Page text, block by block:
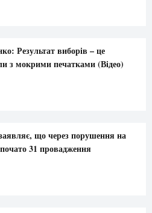
Результат виборів – це
з мокрими печатками (Відео)
що через порушення на
31 провадження